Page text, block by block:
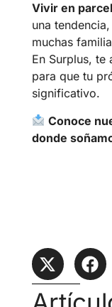
Vivir en
una
muchas
En Surplus, te
para que tu
significativo.
Conoce
donde